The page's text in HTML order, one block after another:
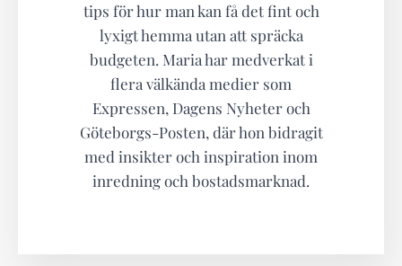
tips för hur man kan få det fint och
lyxigt hemma utan att spräcka
budgeten. Maria har medverkat i
flera välkända medier som
Expressen, Dagens Nyheter och
Göteborgs-Posten, där hon bidragit
med insikter och inspiration inom
inredning och bostadsmarknad.